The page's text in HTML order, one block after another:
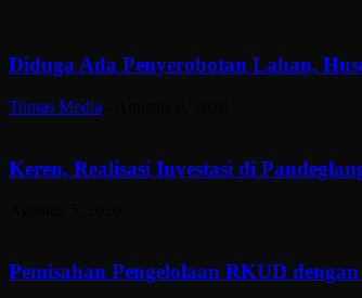
Diduga Ada Penyerobotan Lahan,
Tuntas Media
Keren, Realisasi Investasi di
Pemisahan Pengelolaan RKUD